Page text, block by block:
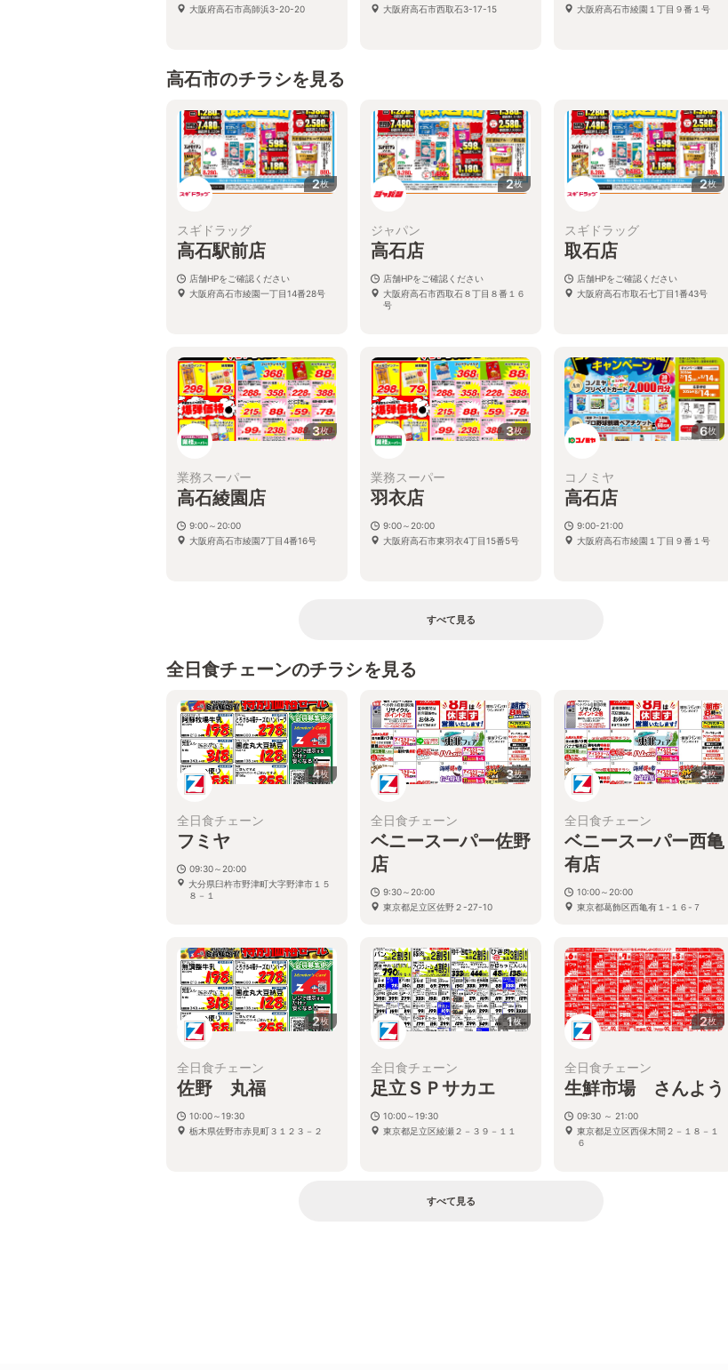
大阪府高石市高師浜3-20-20
大阪府高石市西取石3-17-15
大阪府高石市綾園１丁目９番１号
高石市のチラシを見る
2枚
スギドラッグ
高石駅前店
店舗HPをご確認ください
大阪府高石市綾園一丁目14番28号
2枚
ジャパン
高石店
店舗HPをご確認ください
大阪府高石市西取石８丁目８番１６
号
2枚
スギドラッグ
取石店
店舗HPをご確認ください
大阪府高石市取石七丁目1番43号
3枚
業務スーパー
高石綾園店
9:00～20:00
大阪府高石市綾園7丁目4番16号
3枚
業務スーパー
羽衣店
9:00～20:00
大阪府高石市東羽衣4丁目15番5号
6枚
コノミヤ
高石店
9:00-21:00
大阪府高石市綾園１丁目９番１号
すべて見る
全日食チェーンのチラシを見る
4枚
全日食チェーン
フミヤ
09:30～20:00
大分県臼杵市野津町大字野津市１５
８－１
3枚
全日食チェーン
ベニースーパー佐野
店
9:30～20:00
東京都足立区佐野２-27-10
3枚
全日食チェーン
ベニースーパー西亀
有店
10:00～20:00
東京都葛飾区西亀有１-１６-７
2枚
全日食チェーン
佐野 丸福
10:00～19:30
栃木県佐野市赤見町３１２３－２
1枚
全日食チェーン
足立ＳＰサカエ
10:00～19:30
東京都足立区綾瀬２－３９－１１
2枚
全日食チェーン
生鮮市場 さんよう
09:30 ～ 21:00
東京都足立区西保木間２－１８－１
６
すべて見る